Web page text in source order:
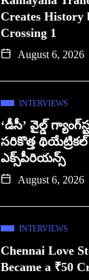
Creates History
Crossing 1
August 6, 2026
INTERVIEWS
‘డీసీ’ వైల్డ్
సరికొత్త థియేట్రికల్
ఎక్స్‌పీరియన్స్
August 6, 2026
INTERVIEWS
Chennai Love
Became a ₹50